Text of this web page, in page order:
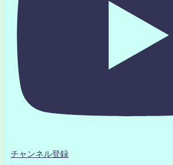
チャンネル登録